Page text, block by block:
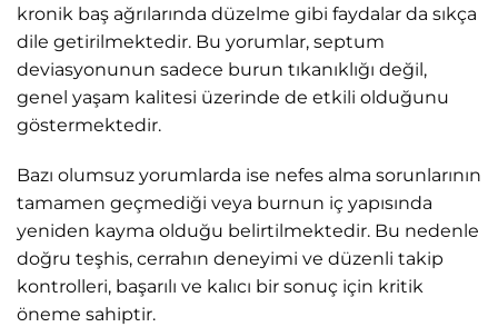
kronik baş ağrılarında düzelme gibi faydalar da sıkça
dile getirilmektedir. Bu yorumlar, septum
deviasyonunun sadece burun tıkanıklığı değil,
genel yaşam kalitesi üzerinde de etkili olduğunu
göstermektedir.
Bazı olumsuz yorumlarda ise nefes alma sorunlarının
tamamen geçmediği veya burnun iç yapısında
yeniden kayma olduğu belirtilmektedir. Bu nedenle
doğru teşhis, cerrahın deneyimi ve düzenli takip
kontrolleri, başarılı ve kalıcı bir sonuç için kritik
öneme sahiptir.